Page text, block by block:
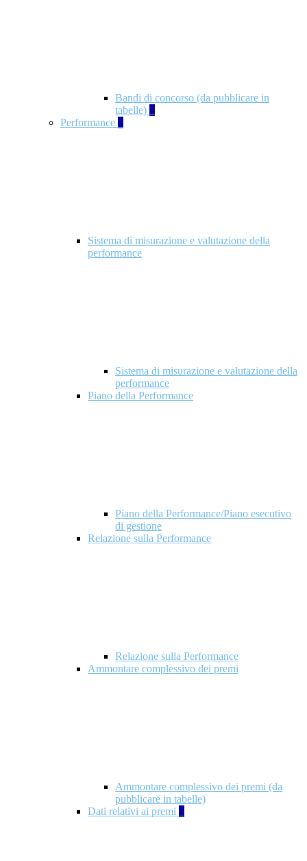
Bandi di concorso (da pubblicare in
tabelle) 2
Performance 5
Sistema di misurazione e valutazione della
performance
Sistema di misurazione e valutazione della
performance
Piano della Performance
Piano della Performance/Piano esecutivo
di gestione
Relazione sulla Performance
Relazione sulla Performance
Ammontare complessivo dei premi
Ammontare complessivo dei premi (da
pubblicare in tabelle)
Dati relativi ai premi 5